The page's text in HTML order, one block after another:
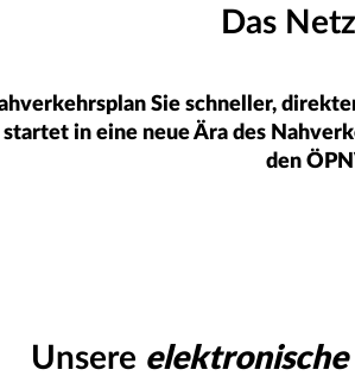
Das
Sie schneller,
startet in eine neue Ära des
den
Unsere